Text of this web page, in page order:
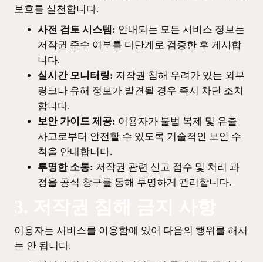
보호를 실천합니다.
사전 검토 시스템: 안내되는 모든 서비스 정보는
저작권 준수 여부를 다단계로 검증한 후 게시합
니다.
실시간 모니터링: 저작권 침해 우려가 있는 외부
링크나 유해 정보가 발견될 경우 즉시 차단 조치
합니다.
보안 가이드 제공: 이용자가 불법 복제 및 유출
사고로부터 안전할 수 있도록 기술적인 보안 수
칙을 안내합니다.
투명한 소통: 저작권 관련 신고 접수 및 처리 과
정을 공식 창구를 통해 투명하게 관리합니다.
이용자는 서비스를 이용함에 있어 다음의 행위를 해서
는 안 됩니다.